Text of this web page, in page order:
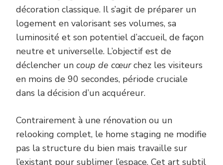
décoration classique. Il s’agit de préparer un
logement en valorisant ses volumes, sa
luminosité et son potentiel d’accueil, de façon
neutre et universelle. L’objectif est de
déclencher un coup de cœurchez les visiteurs
en moins de 90 secondes, période cruciale
dans la décision d’un acquéreur.
Contrairement à une rénovation ou un
relooking complet, le home staging ne modifie
pas la structure du bien mais travaille sur
l’existant pour sublimer l’espace. Cet art subtil